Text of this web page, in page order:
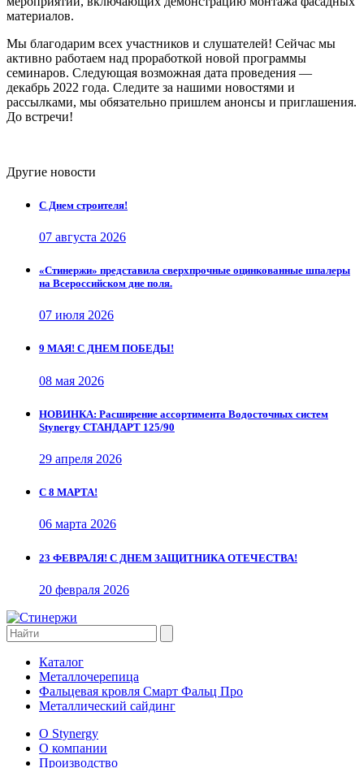
материалов.
Мы благодарим всех участников и слушателей! Сейчас мы
активно работаем над проработкой новой программы
семинаров. Следующая возможная дата проведения —
декабрь 2022 года. Следите за нашими новостями и
рассылками, мы обязательно пришлем анонсы и приглашения.
До встречи!
Другие новости
С Днем строителя!
07 августа 2026
«Стинержи» представила сверхпрочные оцинкованные шпалеры
на Всероссийском дне поля.
07 июля 2026
9 МАЯ! С ДНЕМ ПОБЕДЫ!
08 мая 2026
НОВИНКА: Расширение ассортимента Водосточных систем
Stynergy СТАНДАРТ 125/90
29 апреля 2026
С 8 МАРТА!
06 марта 2026
23 ФЕВРАЛЯ! С ДНЕМ ЗАЩИТНИКА ОТЕЧЕСТВА!
20 февраля 2026
Каталог
Металлочерепица
Фальцевая кровля Смарт Фальц Про
Металлический сайдинг
О Stynergy
О компании
Производство